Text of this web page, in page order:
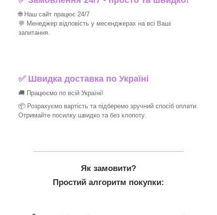
🌐 Наш сайт працює 24/7
💬 Менеджер відповість у месенджерах на всі Ваші
запитання.
✅ Швидка доставка по Україні
🚚 Працюємо по всій Україні!
📦 Розрахуємо вартість та підберемо зручний спосіб оплати.
Отримайте посилку швидко та без клопоту.
Як замовити?
Простий алгоритм покупки: